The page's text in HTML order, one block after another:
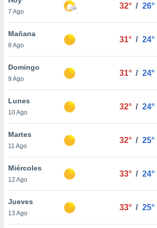
en
más
nuestra
de
cookies
aceptar
7 Ago
32° / 26°
Mañana
8 Ago
31° / 24°
Domingo
9 Ago
31° / 24°
Lunes
10 Ago
32° / 24°
Martes
11 Ago
32° / 25°
Miércoles
12 Ago
33° / 24°
Jueves
13 Ago
33° / 25°